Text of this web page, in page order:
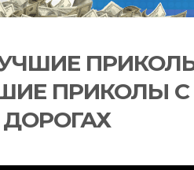
ПРИКОЛЫ
ПРИКОЛЫ С